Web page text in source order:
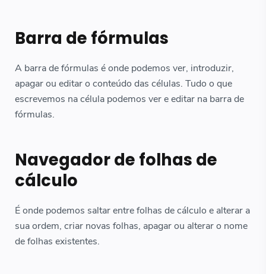
Barra de fórmulas
A barra de fórmulas é onde podemos ver, introduzir,
apagar ou editar o conteúdo das células. Tudo o que
escrevemos na célula podemos ver e editar na barra de
fórmulas.
Navegador de folhas de
cálculo
É onde podemos saltar entre folhas de cálculo e alterar a
sua ordem, criar novas folhas, apagar ou alterar o nome
de folhas existentes.